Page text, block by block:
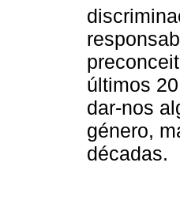
últimos
dar-nos
género,
décadas.